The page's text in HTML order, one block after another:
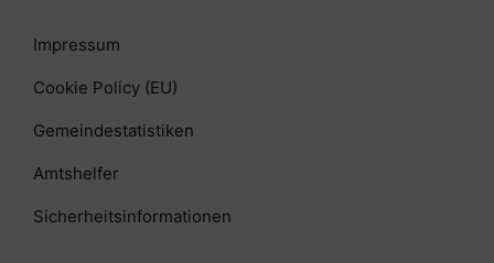
Impressum
Cookie Policy (EU)
Gemeindestatistiken
Amtshelfer
Sicherheitsinformationen